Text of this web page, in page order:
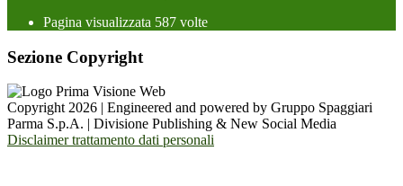
Pagina visualizzata 587 volte
Sezione Copyright
Copyright 2026 | Engineered and powered by Gruppo Spaggiari
Parma S.p.A. | Divisione Publishing & New Social Media
Disclaimer trattamento dati personali